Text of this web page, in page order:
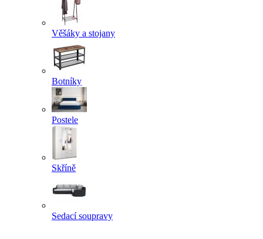
Věšáky a stojany
Botníky
Postele
Skříně
Sedací soupravy